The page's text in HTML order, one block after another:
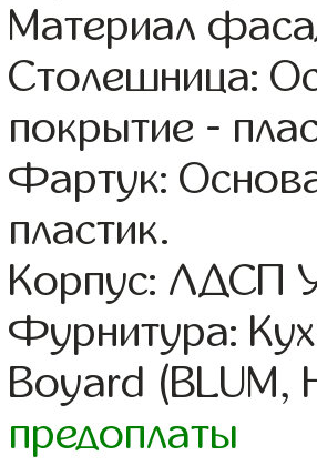
Материал
Столешница:
покрытие -
Фартук:
пластик.
Корпус: ЛДСП
Фурнитура:
Boyard (BLUM,
предоплаты